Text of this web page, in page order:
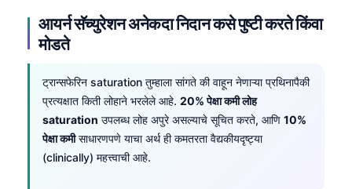
आयर्न सॅच्युरेशन अनेकदा निदान कसे पुष्टी करते किंवा
मोडते
ट्रान्सफेरिन saturation तुम्हाला सांगते की वाहून नेणाऱ्या प्रथिनापैकी
प्रत्यक्षात किती लोहाने भरलेले आहे. 20% पेक्षा कमी लोह
saturation उपलब्ध लोह अपुरे असल्याचे सूचित करते, आणि 10%
पेक्षा कमीसाधारणपणे याचा अर्थ ही कमतरता वैद्यकीयदृष्ट्या
(clinically) महत्त्वाची आहे.